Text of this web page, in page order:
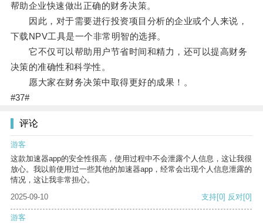
帮助企业快速做出正确的财务决策。
因此，对于需要进行投资项目分析的企业或个人来说，
下载NPV工具是一个非常明智的选择。
它不仅可以帮助用户节省时间和精力，还可以提高财务
决策的准确性和科学性。
愿大家在财务决策中取得更好的成果！。
#37#
评论
游客
这款加速器app的安全性很高，使用过程中不会泄露个人信息，这让我很
放心。我以前使用过一些其他的加速器app，经常会出现个人信息泄露的
情况，这让我非常担心。
2025-09-10
支持[0] 反对[0]
游客